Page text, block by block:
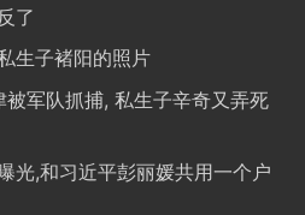
了
生子褚阳的照片
军队抓捕, 私生子辛奇又弄死
光,和习近平彭丽媛共用一个户